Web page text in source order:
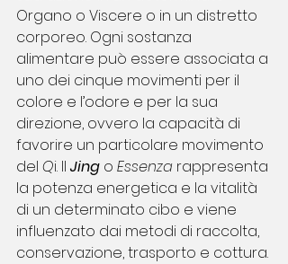
Organo o Viscere o in un distretto
corporeo. Ogni sostanza
alimentare può essere associata a
uno dei cinque movimenti per il
colore e l’odore e per la sua
direzione, ovvero la capacità di
favorire un particolare movimento
del Qi. Il Jing o Essenza rappresenta
la potenza energetica e la vitalità
di un determinato cibo e viene
influenzato dai metodi di raccolta,
conservazione, trasporto e cottura.